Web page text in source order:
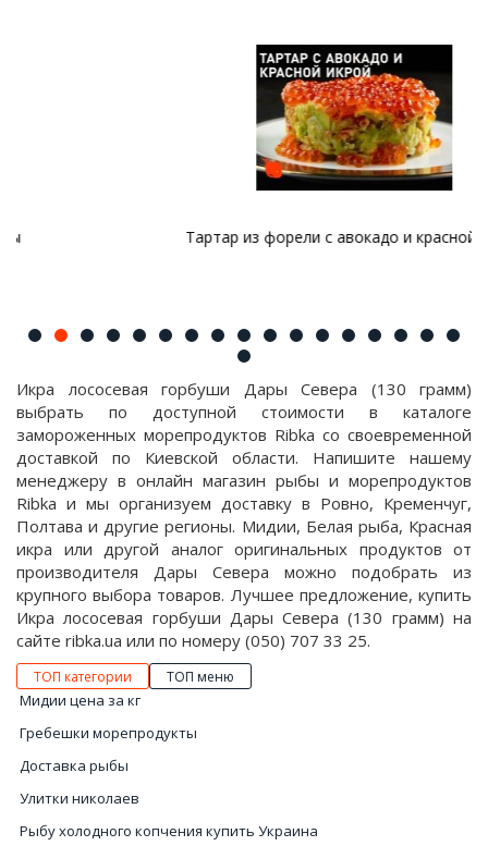
Тартар из форели с авокадо и красной икрой
Икра лососевая горбуши Дары Севера (130 грамм)
выбрать по доступной стоимости в каталоге
замороженных морепродуктов Ribka со своевременной
доставкой по Киевской области. Напишите нашему
менеджеру в онлайн магазин рыбы и морепродуктов
Ribka и мы организуем доставку в Ровно, Кременчуг,
Полтава и другие регионы. Мидии, Белая рыба, Красная
икра или другой аналог оригинальных продуктов от
производителя Дары Севера можно подобрать из
крупного выбора товаров. Лучшее предложение, купить
Икра лососевая горбуши Дары Севера (130 грамм) на
сайте ribka.ua или по номеру (050) 707 33 25.
ТОП категории ТОП меню
Мидии цена за кг
Гребешки морепродукты
Доставка рыбы
Улитки николаев
Рыбу холодного копчения купить Украина